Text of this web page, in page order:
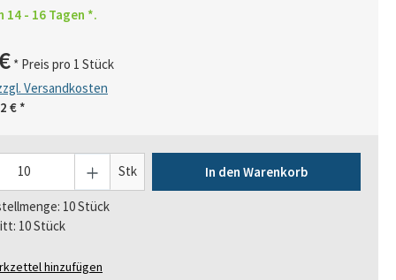
14 - 16 Tagen *.
* Preis pro 1 Stück
Versandkosten
€ *
Stk In den Warenkorb
10 Stück
10 Stück
hinzufügen